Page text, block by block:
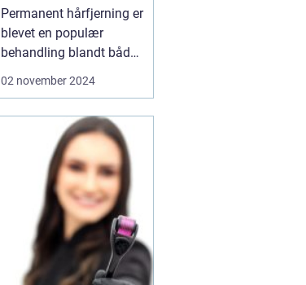
Permanent hårfjerning er
blevet en populær
behandling blandt både
mænd og kvinder, som
tidskrævende proces
med traditionel
hårfjerning. I Hillerød er
02 november 2024